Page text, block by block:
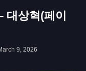
대상혁(페이
9, 2026